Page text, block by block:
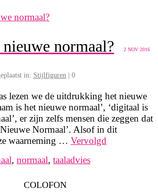
2 NOV 2016
normaal?
in: Stijlfiguren 0
lezen we de uitdrukking het nieuwe
is het nieuwe normaal’, ‘digitaal is
er zijn zelfs mensen die zeggen dat
Normaal’. Alsof in dit
waarneming … Vervolgd
, normaal, taaladvies
COLOFON